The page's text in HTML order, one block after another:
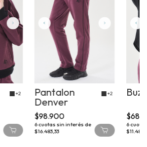
+2
Pantalon
Denver
+2
$98.900
6cuotas sin interés de
$16.483,33
6